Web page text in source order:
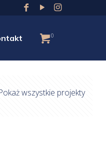
0
wszystkie projekty